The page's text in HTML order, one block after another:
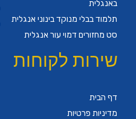
באנגלית
תלמוד בבלי מנוקד בינוני אנגלית
סט מחזורים דמוי עור אנגלית
שירות לקוחות
דף הבית
מדיניות פרטיות